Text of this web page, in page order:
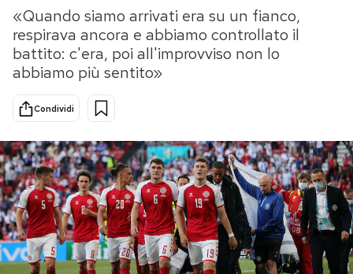
Tecnologia
Internet
Scienza
Cultura
Economia
Storie/Idee
Ok Boomer!
Media
PODCAST
NEWSLETTER
«Quando siamo arrivati era su un fianco,
respirava ancora e abbiamo controllato il
battito: c'era, poi all'improvviso non lo
abbiamo più sentito»
Condividi